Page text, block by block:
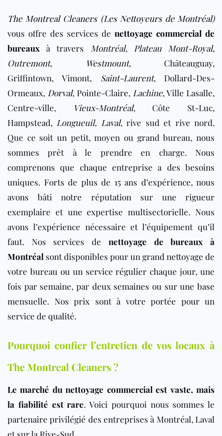
The Montreal Cleaners (Les Nettoyeurs de Montréal)
vous offre des services de nettoyage commercial de
bureaux
à travers Montréal, Plateau Mont-Royal,
Outremont, Westmount, Châteauguay,
Griffintown, Vimont, Saint-Laurent, Dollard-Des-
Ormeaux, Dorval, Pointe-Claire, Lachine, Ville Lasalle,
Centre-ville,
Vieux-Montréal, Côte St-Luc,
Hampstead, Longueuil, Laval, rive sud et rive nord.
Que ce soit un petit, moyen ou grand bureau, nous
sommes prêt à le prendre en charge. Nous
comprenons que chaque entreprise a des besoins
uniques. Forts de plus de 15 ans d’expérience, nous
avons bâti notre réputation sur une rigueur
exemplaire et une expertise multisectorielle. Nous
avons l’expérience nécessaire et l’équipement qu’il
faut. Nos services de nettoyage de bureaux à
Montréal sont disponibles pour un grand nettoyage de
votre bureau ou un service régulier chaque jour, une
fois par semaine, par deux semaines ou sur une base
mensuelle. Nos prix sont à votre portée pour un
service de qualité.
Pourquoi confier l’entretien de vos locaux à
The Montreal Cleaners ?
Le marché du nettoyage commercial est vaste, mais
la fiabilité est rare. Voici pourquoi nous sommes le
partenaire privilégié des entreprises à Montréal, Laval